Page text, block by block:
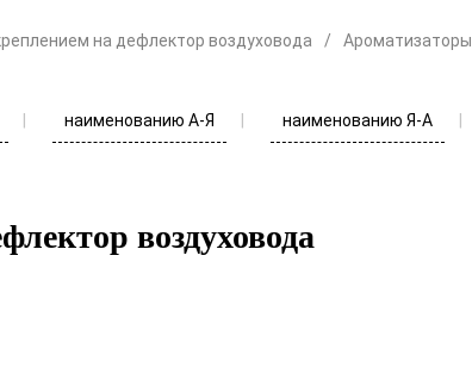
на дефлектор воздуховода
Ароматизаторы
наименованию А-Я наименованию Я-А
воздуховода